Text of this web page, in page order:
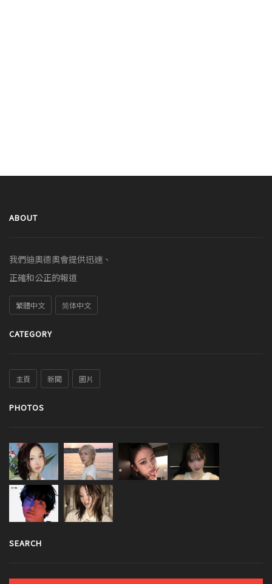
ABOUT
我們迪奧德奧會提供迅速、
正確和公正的報道
繁體中文 简体中文
CATEGORY
主頁 新聞 圖片
PHOTOS
SEARCH